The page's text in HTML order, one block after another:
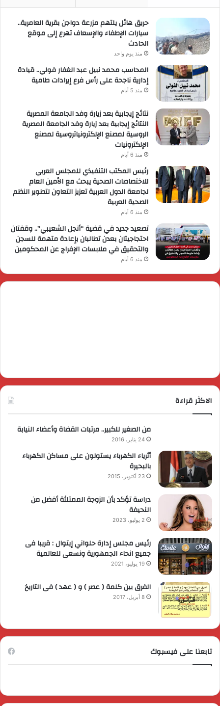
حريق هائل يلتهم مزرعة دواجن بقرية العامرية..
سيارات الإطفاء والإسعاف تهرع إلى موقع
الحادث
منذ يوم واحد
المحاسب محمد نبيل عبد الغفار فولي.. قيادة
إدارية ناجحة على رأس فرع إيرادات طامية
منذ 5 أيام
نتائج إيجابية بعد زيارة وفد الجامعة المصرية
النتائج إيجابية بعد زيارة وفد الجامعة المصرية
الروسية لمصنع الإلكترونياتروسية لمصنع
الإلكترونيات
منذ 6 أيام
رئيس المكتب التنفيذي للمجلس العربي
للاختصاصات الصحية يبحث مع الأمين العام
لجامعة الدول العربية تعزيز التعاون لتطوير النظم
الصحية العربية
منذ 6 أيام
تصعيد جديد في قضية “أنجل الشعيبي”.. وقفتان
احتجاجيتان بعدن تطالبان بإعادة متهمة للسجن
والتحقيق في ملابسات الإفراج عن المحكومين
منذ 6 أيام
الاكثر قراءة
من الصغير للكبير.. مرتبات القضاة وأعضاء النيابة
24 يناير، 2016
أثرياء الكهرباء يستولون على مساكن الكهرباء
بالبحيرة
23 أكتوبر، 2015
دراسة تؤكد بأن الزوجة الممتلئة أفضل من
النحيفة
2 يوليو، 2023
رئيس مجلس إدارة حلواني إيتوال : قريبا فى
جميع انحاء الجمهورية ونسعى للعالمية
19 يوليو، 2021
الفرق بين كلمة ( عصر ) و ( عهد ) فى التاريخ
8 أبريل، 2017
تابعنا على فيسبوك